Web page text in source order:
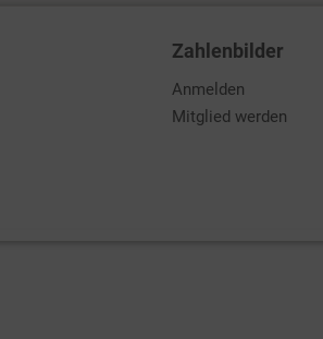
Zahlenbilder
Anmelden
Mitglied werden